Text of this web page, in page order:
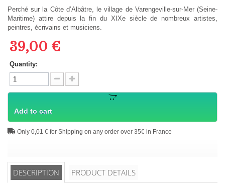
Perché sur la Côte d’Albâtre, le village de Varengeville-sur-Mer (Seine-
Maritime) attire depuis la fin du XIXe siècle de nombreux artistes,
peintres, écrivains et musiciens.
39,00 €
Quantity:
Add to cart
Only 0,01 € for Shipping on any order over 35€ in France
DESCRIPTION PRODUCT DETAILS